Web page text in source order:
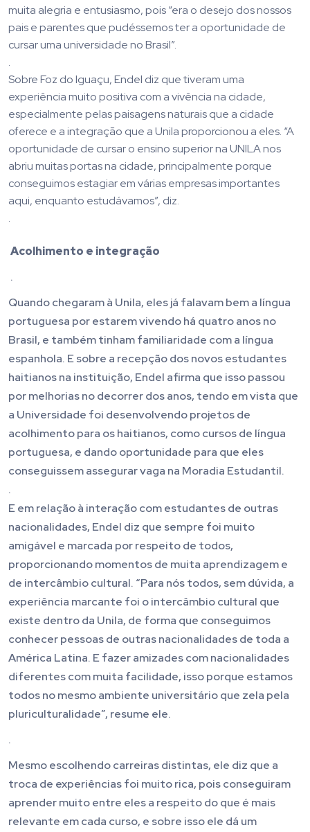
muita alegria e entusiasmo, pois “era o desejo dos nossos
pais e parentes que pudéssemos ter a oportunidade de
cursar uma universidade no Brasil”.
.
Sobre Foz do Iguaçu, Endel diz que tiveram uma
experiência muito positiva com a vivência na cidade,
especialmente pelas paisagens naturais que a cidade
oferece e a integração que a Unila proporcionou a eles. “A
oportunidade de cursar o ensino superior na UNILA nos
abriu muitas portas na cidade, principalmente porque
conseguimos estagiar em várias empresas importantes
aqui, enquanto estudávamos”, diz.
.
Acolhimento e integração
.
Quando chegaram à Unila, eles já falavam bem a língua
portuguesa por estarem vivendo há quatro anos no
Brasil, e também tinham familiaridade com a língua
espanhola. E sobre a recepção dos novos estudantes
haitianos na instituição, Endel afirma que isso passou
por melhorias no decorrer dos anos, tendo em vista que
a Universidade foi desenvolvendo projetos de
acolhimento para os haitianos, como cursos de língua
portuguesa, e dando oportunidade para que eles
conseguissem assegurar vaga na Moradia Estudantil.
.
E em relação à interação com estudantes de outras
nacionalidades, Endel diz que sempre foi muito
amigável e marcada por respeito de todos,
proporcionando momentos de muita aprendizagem e
de intercâmbio cultural. “Para nós todos, sem dúvida, a
experiência marcante foi o intercâmbio cultural que
existe dentro da Unila, de forma que conseguimos
conhecer pessoas de outras nacionalidades de toda a
América Latina. E fazer amizades com nacionalidades
diferentes com muita facilidade, isso porque estamos
todos no mesmo ambiente universitário que zela pela
pluriculturalidade”, resume ele.
.
Mesmo escolhendo carreiras distintas, ele diz que a
troca de experiências foi muito rica, pois conseguiram
aprender muito entre eles a respeito do que é mais
relevante em cada curso, e sobre isso ele dá um